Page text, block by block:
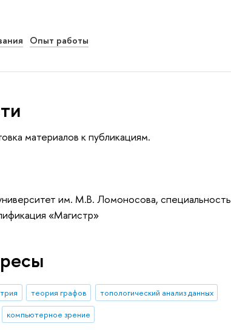
Опыт работы
материалов к публикациям.
им. М.В. Ломоносова, специальность
«Магистр»
теория графов
топологический анализ данных
компьютерное зрение